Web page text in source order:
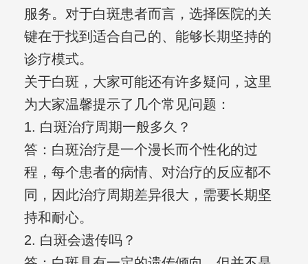
服务。对于白斑患者而言，选择医院的关
键在于找到适合自己的、能够长期坚持的
诊疗模式。
关于白斑，大家可能还有许多疑问，这里
为大家温馨提示了几个常见问题：
1. 白斑治疗周期一般多久？
答：白斑治疗是一个漫长而个性化的过
程，每个患者的病情、对治疗的反应都不
同，因此治疗周期差异很大，需要长期坚
持和耐心。
2. 白斑会遗传吗？